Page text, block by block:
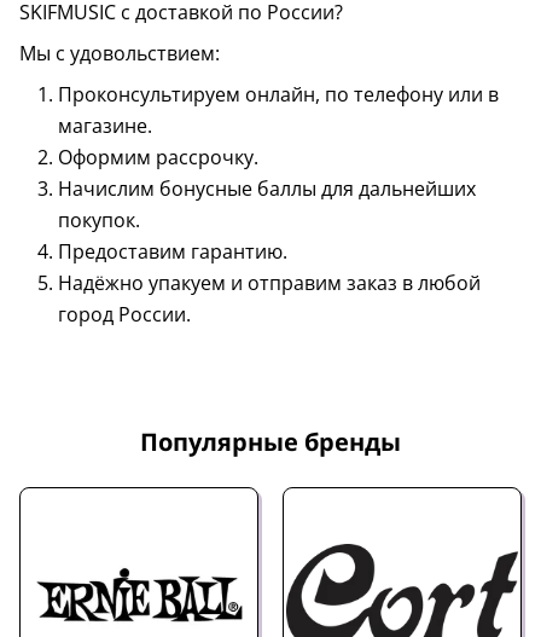
SKIFMUSIC с доставкой по России?
Мы с удовольствием:
Проконсультируем онлайн, по телефону или в
магазине.
Оформим рассрочку.
Начислим бонусные баллы для дальнейших
покупок.
Предоставим гарантию.
Надёжно упакуем и отправим заказ в любой
город России.
Популярные бренды